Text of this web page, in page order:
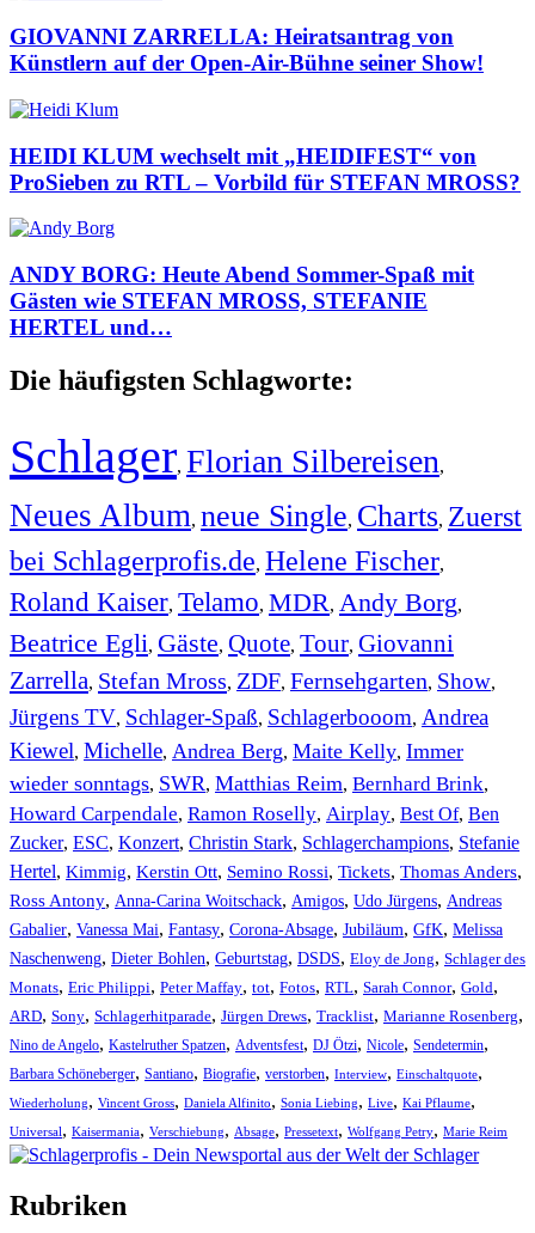
GIOVANNI ZARRELLA: Heiratsantrag von
Künstlern auf der Open-Air-Bühne seiner Show!
HEIDI KLUM wechselt mit „HEIDIFEST“ von
ProSieben zu RTL – Vorbild für STEFAN MROSS?
ANDY BORG: Heute Abend Sommer-Spaß mit
Gästen wie STEFAN MROSS, STEFANIE
HERTEL und…
Die häufigsten Schlagworte:
Schlager, Florian Silbereisen,
Neues Album, neue Single, Charts, Zuerst
bei Schlagerprofis.de, Helene Fischer,
Roland Kaiser, Telamo, MDR, Andy Borg,
Beatrice Egli, Gäste, Quote, Tour, Giovanni
Zarrella, Stefan Mross, ZDF, Fernsehgarten, Show,
Jürgens TV, Schlager-Spaß, Schlagerbooom, Andrea
Kiewel, Michelle, Andrea Berg, Maite Kelly, Immer
wieder sonntags, SWR, Matthias Reim, Bernhard Brink,
Howard Carpendale, Ramon Roselly, Airplay, Best Of, Ben
Zucker, ESC, Konzert, Christin Stark, Schlagerchampions, Stefanie
Hertel, Kimmig, Kerstin Ott, Semino Rossi, Tickets, Thomas Anders,
Ross Antony, Anna-Carina Woitschack, Amigos, Udo Jürgens, Andreas
Gabalier, Vanessa Mai, Fantasy, Corona-Absage, Jubiläum, GfK, Melissa
Naschenweng, Dieter Bohlen, Geburtstag, DSDS, Eloy de Jong, Schlager des
Monats, Eric Philippi, Peter Maffay, tot, Fotos, RTL, Sarah Connor, Gold,
ARD, Sony, Schlagerhitparade, Jürgen Drews, Tracklist, Marianne Rosenberg,
Nino de Angelo, Kastelruther Spatzen, Adventsfest, DJ Ötzi, Nicole, Sendetermin,
Barbara Schöneberger, Santiano, Biografie, verstorben, Interview, Einschaltquote,
Wiederholung, Vincent Gross, Daniela Alfinito, Sonia Liebing, Live, Kai Pflaume,
Universal, Kaisermania, Verschiebung, Absage, Pressetext, Wolfgang Petry, Marie Reim
Rubriken